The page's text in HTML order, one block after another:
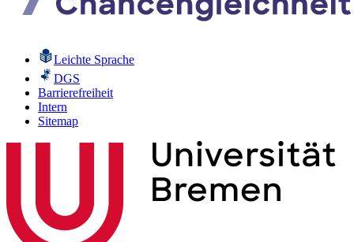
Leichte Sprache
DGS
Barrierefreiheit
Intern
Sitemap